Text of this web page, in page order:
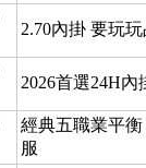
2.70內掛 要玩
2026首選24H
經典五職業平
服